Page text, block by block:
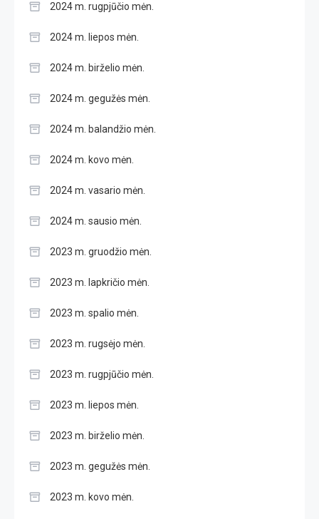
2024 m. rugpjūčio mėn.
2024 m. liepos mėn.
2024 m. birželio mėn.
2024 m. gegužės mėn.
2024 m. balandžio mėn.
2024 m. kovo mėn.
2024 m. vasario mėn.
2024 m. sausio mėn.
2023 m. gruodžio mėn.
2023 m. lapkričio mėn.
2023 m. spalio mėn.
2023 m. rugsėjo mėn.
2023 m. rugpjūčio mėn.
2023 m. liepos mėn.
2023 m. birželio mėn.
2023 m. gegužės mėn.
2023 m. kovo mėn.